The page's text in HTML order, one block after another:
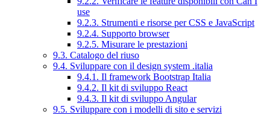
use
9.2.3. Strumenti e risorse per CSS e JavaScript
9.2.4. Supporto browser
9.2.5. Misurare le prestazioni
9.3. Catalogo del riuso
9.4. Sviluppare con il design system .italia
9.4.1. Il framework Bootstrap Italia
9.4.2. Il kit di sviluppo React
9.4.3. Il kit di sviluppo Angular
9.5. Sviluppare con i modelli di sito e servizi